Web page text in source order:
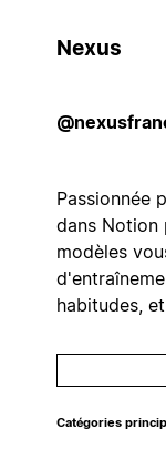
Nexus
Passionnée
dans Notion
modèles
habitudes,
Catégories